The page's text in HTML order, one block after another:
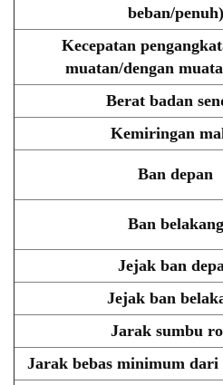
beban/penuh)
Kecepatan
muatan/dengan
Berat badan
Kemiringan
Ban depan
Ban belakang
Jejak ban
Jejak ban
Jarak sumbu
Jarak bebas minimum dari